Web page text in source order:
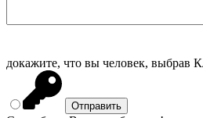
докажите, что вы человек, выбрав